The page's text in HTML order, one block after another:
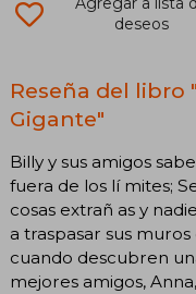
deseos
Reseña del libro
Gigante"
Billy y sus amigos
fuera de los lí mites;
cosas extrañ as y
a traspasar sus
cuando descubren
mejores amigos,